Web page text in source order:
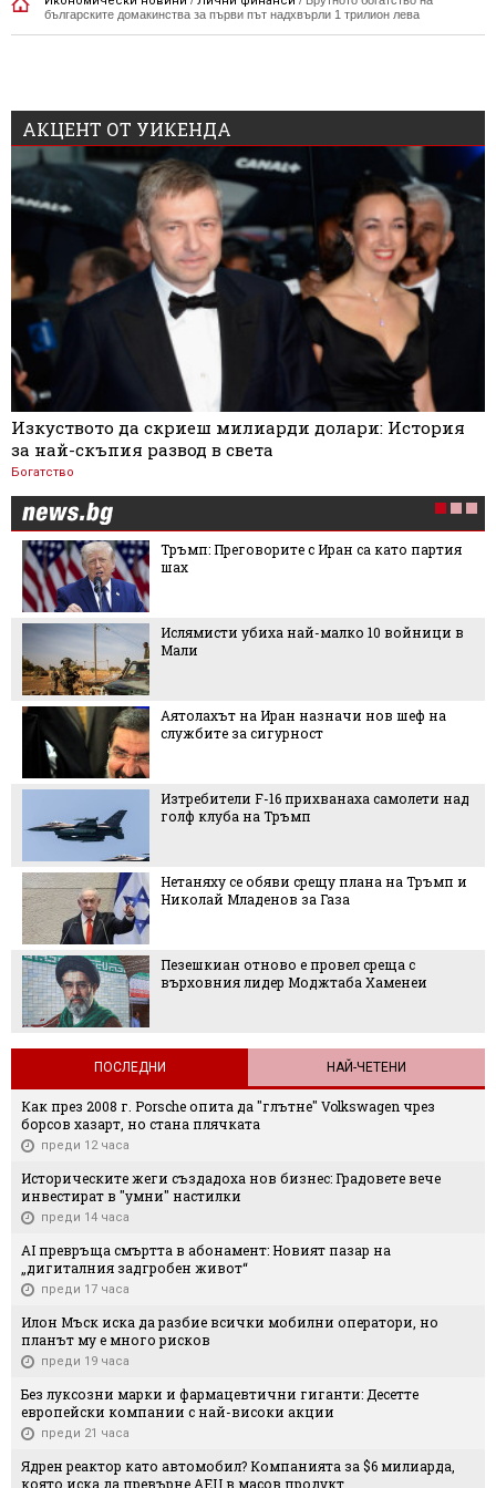
българските домакинства за първи път надхвърли 1 трилион лева
АКЦЕНТ ОТ УИКЕНДА
Изкуството да скриеш милиарди долари: История
за най-скъпия развод в света
Богатство
Тръмп: Преговорите с Иран са като партия
шах
Ислямисти убиха най-малко 10 войници в
Мали
Аятолахът на Иран назначи нов шеф на
службите за сигурност
Изтребители F-16 прихванаха самолети над
голф клуба на Тръмп
Нетаняху се обяви срещу плана на Тръмп и
Николай Младенов за Газа
Пезешкиан отново е провел среща с
върховния лидер Моджтаба Хаменеи
ПОСЛЕДНИ НАЙ-ЧЕТЕНИ
Как през 2008 г. Porsche опита да "глътне" Volkswagen чрез
борсов хазарт, но стана плячката
преди 12 часа
Историческите жеги създадоха нов бизнес: Градовете вече
инвестират в "умни" настилки
преди 14 часа
AI превръща смъртта в абонамент: Новият пазар на
„дигиталния задгробен живот“
преди 17 часа
Илон Мъск иска да разбие всички мобилни оператори, но
планът му е много рисков
преди 19 часа
Без луксозни марки и фармацевтични гиганти: Десетте
европейски компании с най-високи акции
преди 21 часа
Ядрен реактор като автомобил? Компанията за $6 милиарда,
която иска да превърне АЕЦ в масов продукт